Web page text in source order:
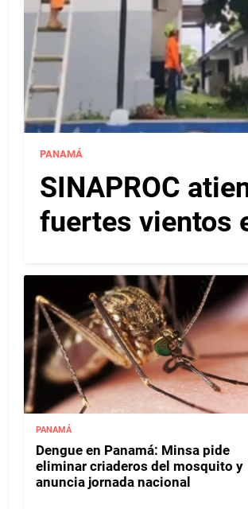
PANAMÁ
SINAPROC
fuertes vientos
PANAMÁ
Dengue en Panamá: Minsa pide
eliminar criaderos del mosquito y
anuncia jornada nacional